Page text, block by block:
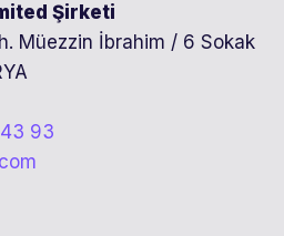
Şirketi
Müezzin İbrahim / 6 Sokak
93